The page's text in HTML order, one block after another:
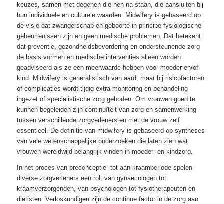
keuzes, samen met degenen die hen na staan, die aansluiten bij
hun individuele en culturele waarden. Midwifery is gebaseerd op
de visie dat zwangerschap en geboorte in principe fysiologische
gebeurtenissen zijn en geen medische problemen. Dat betekent
dat preventie, gezondheidsbevordering en ondersteunende zorg
de basis vormen en medische interventies alleen worden
geadviseerd als ze een meerwaarde hebben voor moeder en/of
kind. Midwifery is generalistisch van aard, maar bij risicofactoren
of complicaties wordt tijdig extra monitoring en behandeling
ingezet of specialistische zorg geboden. Om vrouwen goed te
kunnen begeleiden zijn continuïteit van zorg en samenwerking
tussen verschillende zorgverleners en met de vrouw zelf
essentieel. De definitie van midwifery is gebaseerd op syntheses
van vele wetenschappelijke onderzoeken die laten zien wat
vrouwen wereldwijd belangrijk vinden in moeder- en kindzorg.
In het proces van preconceptie- tot aan kraamperiode spelen
diverse zorgverleners een rol; van gynaecologen tot
kraamverzorgenden, van psychologen tot fysiotherapeuten en
diëtisten. Verloskundigen zijn de continue factor in de zorg aan